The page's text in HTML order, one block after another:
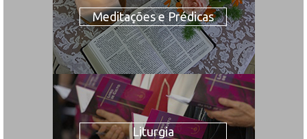
Meditações e Prédicas
Liturgia